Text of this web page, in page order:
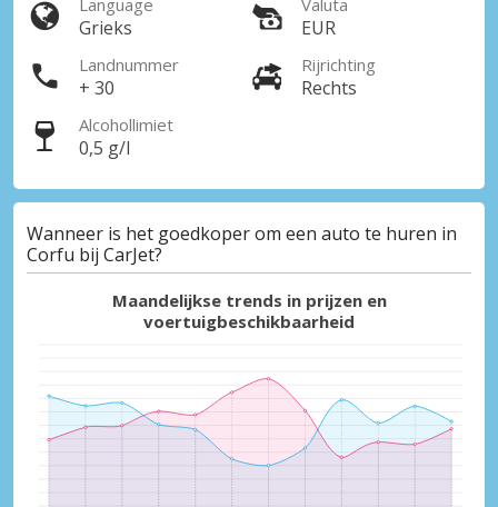
Language
Grieks
Valuta
EUR
Landnummer
+ 30
Rijrichting
Rechts
Alcohollimiet
0,5 g/l
Wanneer is het goedkoper om een auto te huren in
Corfu bij CarJet?
Maandelijkse trends in prijzen en
voertuigbeschikbaarheid